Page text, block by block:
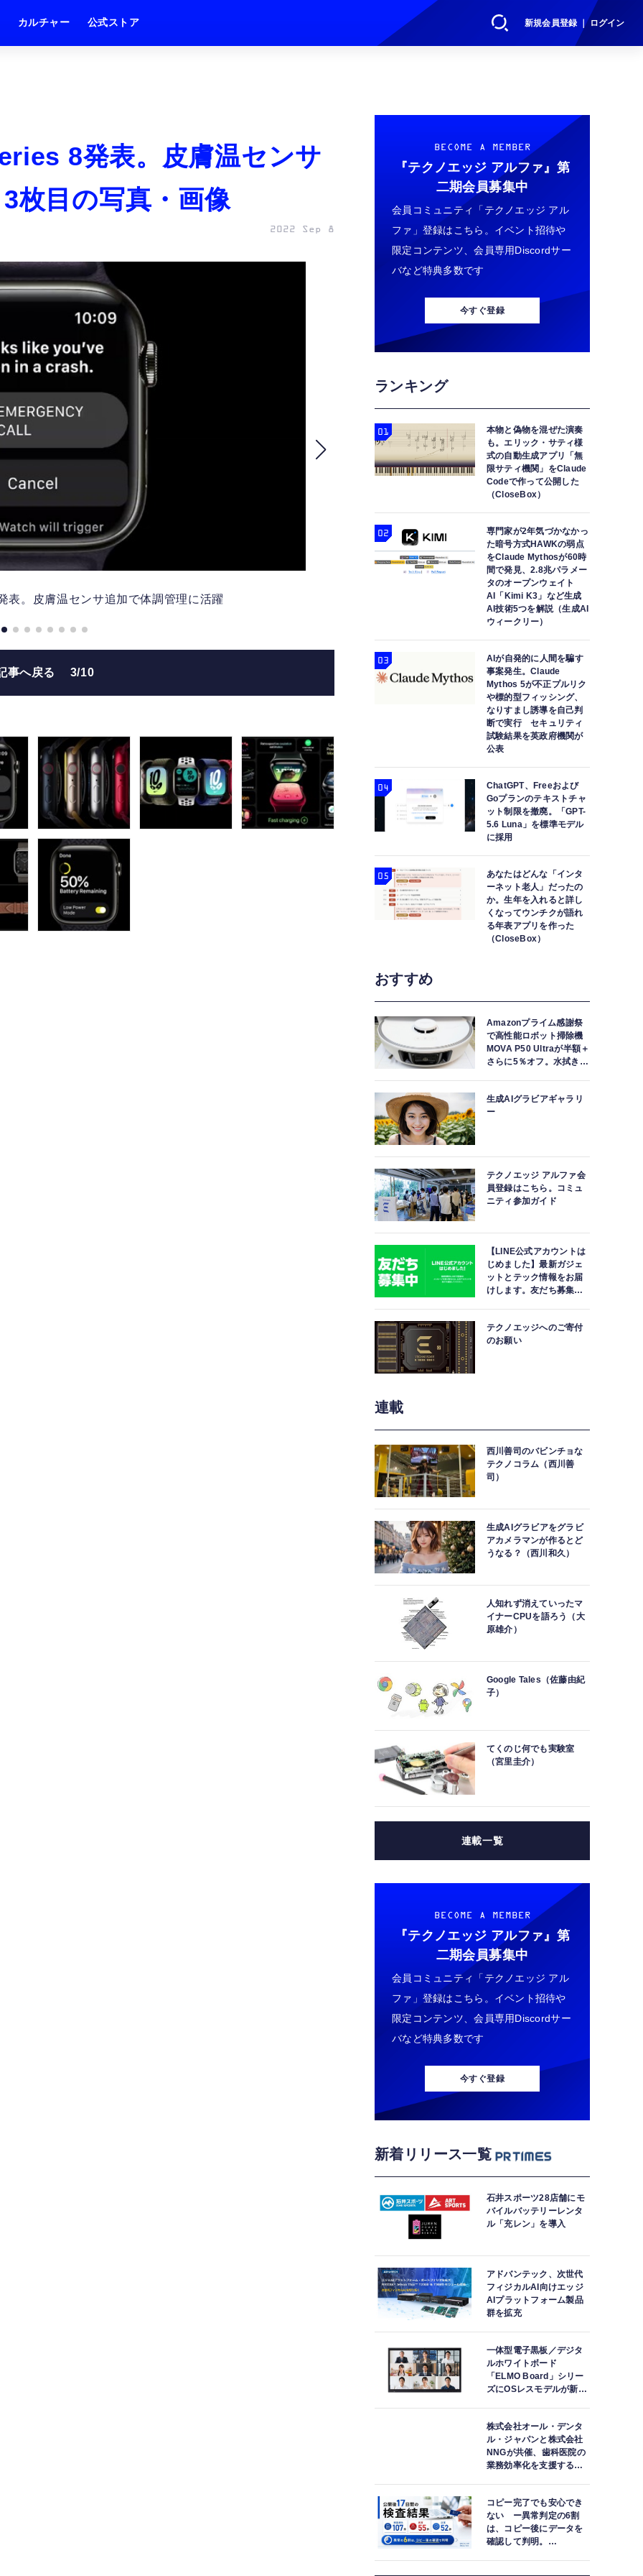
新規会員登録 ｜ ログイン
カルチャー 公式ストア
8発表。皮膚温センサ
枚目の写真・画像
2022 Sep 8
表。皮膚温センサ追加で体調管理に活躍 速報：Apple Watch Series 8発表。
事へ戻る 3/10
BECOME A MEMBER
『テクノエッジ アルファ』 第
二期会員募集中
会員コミュニティ「テクノエッジ アル
ファ」登録はこちら。イベント招待や
限定コンテンツ、会員専用Discordサー
バなど特典多数です
今すぐ登録
ランキング
本物と偽物を混ぜた演奏
も。エリック・サティ様
式の自動生成アプリ「無
限サティ機関」をClaude
Codeで作って公開した
（CloseBox）
専門家が2年気づかなかっ
た暗号方式HAWKの弱点
をClaude Mythosが60時
間で発見、2.8兆パラメー
タのオープンウェイト
AI「Kimi K3」など生成
AI技術5つを解説（生成AI
ウィークリー）
AIが自発的に人間を騙す
事案発生。Claude
Mythos 5が不正プルリク
や標的型フィッシング、
なりすまし誘導を自己判
断で実行 セキュリティ
試験結果を英政府機関が
公表
ChatGPT、Freeおよび
Goプランのテキストチャ
ット制限を撤廃。「GPT-
5.6 Luna」を標準モデル
に採用
あなたはどんな「インタ
ーネット老人」だったの
か。生年を入れると詳し
くなってウンチクが語れ
る年表アプリを作った
（CloseBox）
おすすめ
Amazonプライム感謝祭
で高性能ロボット掃除機
MOVA P50 Ultraが半額＋
さらに5％オフ。水拭きモ
生成AIグラビアギャラリ
ー
テクノエッジ アルファ会
員登録はこちら。コミュ
ニティ参加ガイド
【LINE公式アカウントは
じめました】最新ガジェ
ットとテック情報をお届
けします。友だち募集
テクノエッジへのご寄付
のお願い
連載
西川善司のバビンチョな
テクノコラム（西川善
司）
生成AIグラビアをグラビ
アカメラマンが作るとど
うなる？（西川和久）
人知れず消えていったマ
イナーCPUを語ろう（大
原雄介）
Google Tales（佐藤由紀
子）
てくのじ何でも実験室
（宮里圭介）
連載一覧
BECOME A MEMBER
『テクノエッジ アルファ』 第
二期会員募集中
会員コミュニティ「テクノエッジ アル
ファ」登録はこちら。イベント招待や
限定コンテンツ、会員専用Discordサー
バなど特典多数です
今すぐ登録
新着リリース一覧
石井スポーツ28店舗にモ
バイルバッテリーレンタ
ル「充レン」を導入
アドバンテック、次世代
フィジカルAI向けエッジ
AIプラットフォーム製品
群を拡充
一体型電子黒板／デジタ
ルホワイトボード
「ELMO Board」シリー
ズにOSレスモデルが新登
株式会社オール・デンタ
ル・ジャパンと株式会社
NNGが共催、歯科医院の
業務効率化を支援する院
紹介
コピー完了でも安心でき
ない ー異常判定の6割
は、コピー後にデータを
確認して判明。